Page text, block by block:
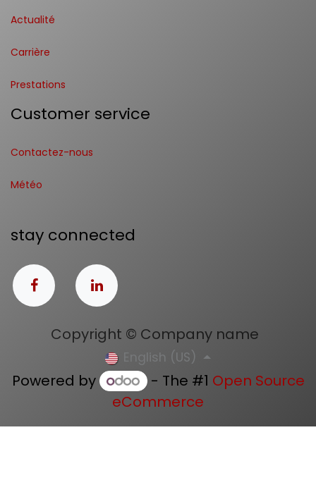
Actualité
Carrière
Prestations
Customer service
Contactez-nous
Météo
stay connected
Copyright © Company name
English (US)
Powered by - The #1 Open Source
eCommerce